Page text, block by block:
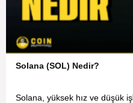
Solana (SOL) Nedir?
Solana, yüksek hız ve düşük